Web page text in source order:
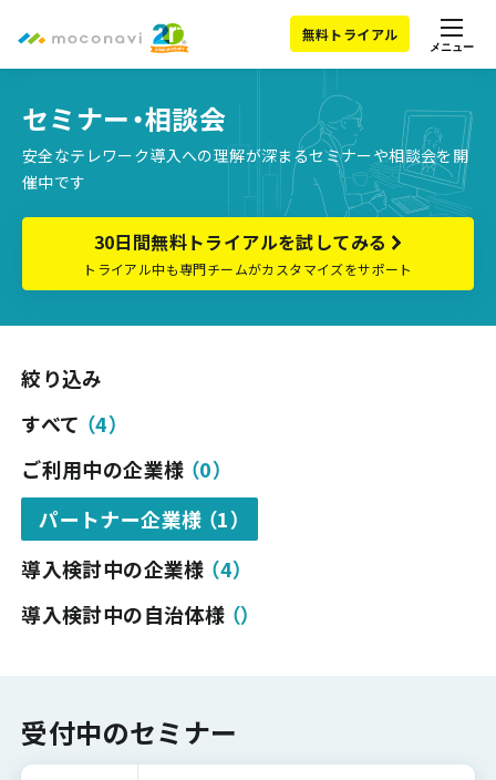
無料トライアル
メニュー
セミナー・相談会
安全なテレワーク導入への理解が深まるセミナーや相談会を開
催中です
30日間無料トライアルを試してみる
トライアル中も専門チームがカスタマイズをサポート
絞り込み
すべて （4）
ご利用中の企業様 （0）
パートナー企業様 （1）
導入検討中の企業様 （4）
導入検討中の自治体様 （）
受付中のセミナー